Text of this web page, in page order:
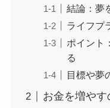
結論：夢
ライフプ
ポイント
る
目標や夢
お金を増や